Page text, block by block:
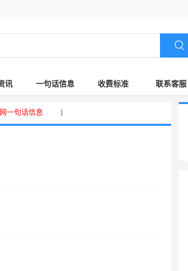
讯 一句话信息 收费标准 联系客服
一句话信息 ]